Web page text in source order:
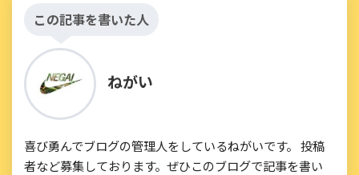
この記事を書いた人
ねがい
喜び勇んでブログの管理人をしているねがいです。 投稿
者など募集しております。ぜひこのブログで記事を書い